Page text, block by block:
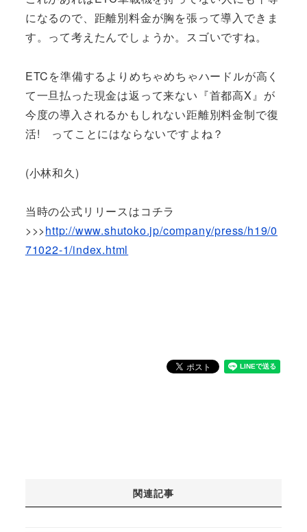
になるので、距離別料金が胸を張って導入できま
す。って考えたんでしょうか。スゴいですね。
ETCを準備するよりめちゃめちゃハードルが高く
て一旦払った現金は返って来ない『首都高X』が
今度の導入されるかもしれない距離別料金制で復
活! ってことにはならないですよね？
(小林和久)
当時の公式リリースはコチラ
>>>http://www.shutoko.jp/company/press/h19/0
71022-1/index.html
関連記事